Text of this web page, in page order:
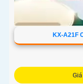
KX-A21F